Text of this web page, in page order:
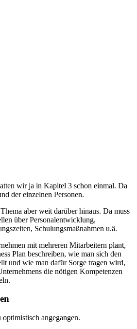
wir ja in Kapitel 3 schon einmal. Da
der einzelnen Personen.
aber weit darüber hinaus. Da muss
über Personalentwicklung,
Schulungsmaßnahmen u.ä.
mit mehreren Mitarbeitern plant,
Plan beschreiben, wie man sich den
und wie man dafür Sorge tragen wird,
die nötigen Kompetenzen
angegangen.